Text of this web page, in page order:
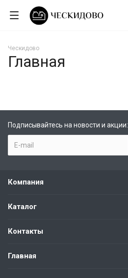
Ческидово
Главная
Подписывайтесь на новости и акции:
Компания
Каталог
Контакты
Главная